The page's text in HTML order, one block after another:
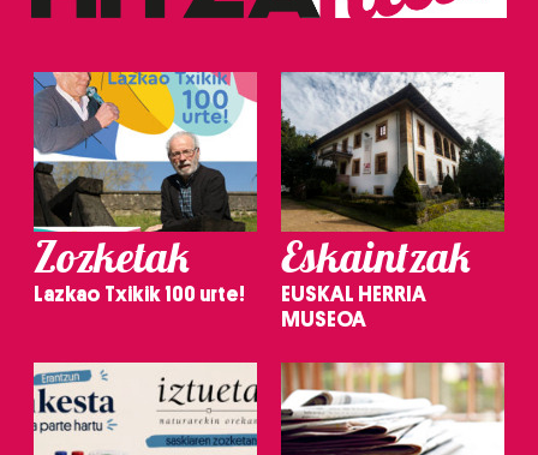
Zozketak
Lazkao Txikik 100 urte!
Eskaintzak
EUSKAL HERRIA
MUSEOA